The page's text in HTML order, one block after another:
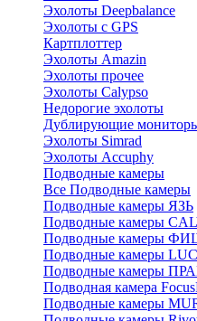
Эхолоты Deepbalance
Эхолоты с GPS
Картплоттер
Эхолоты Amazin
Эхолоты прочее
Эхолоты Calypso
Недорогие эхолоты
Дублирующие
Эхолоты Simrad
Эхолоты Accuphy
Подводные камеры
Все Подводные камеры
Подводные камеры ЯЗЬ
Подводные камеры
Подводные камеры
Подводные камеры
Подводные камеры
Подводная камера
Подводные камеры